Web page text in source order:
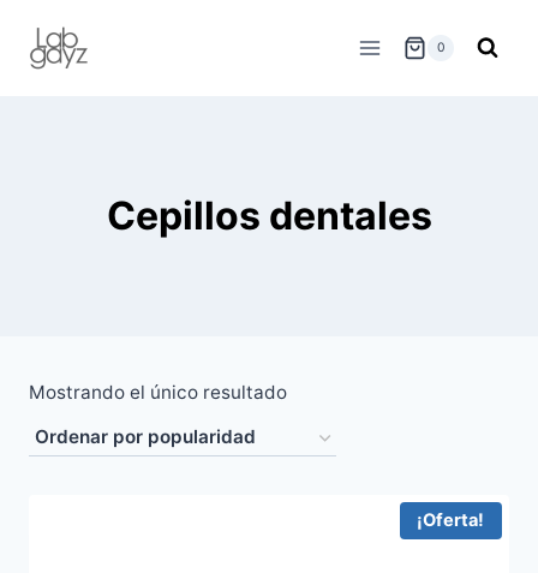
0
Cepillos dentales
Mostrando el único resultado
¡Oferta!